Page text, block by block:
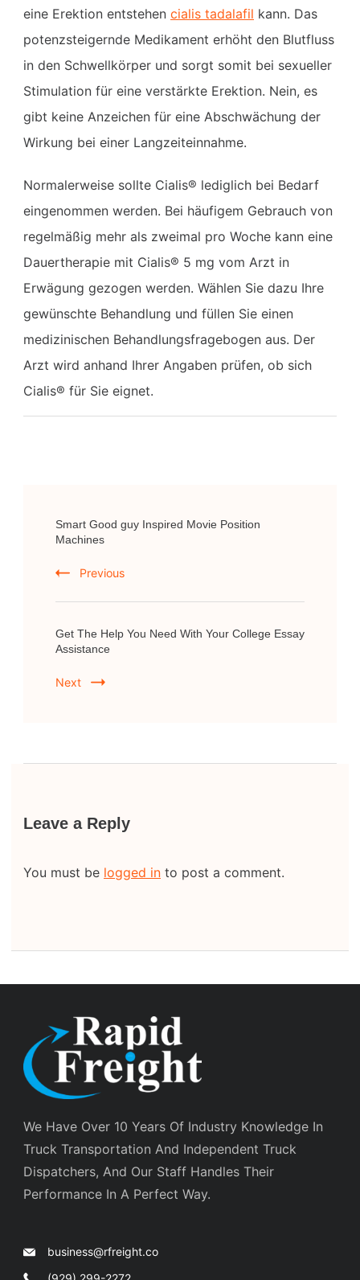
eine Erektion entstehen cialis tadalafil kann. Das
potenzsteigernde Medikament erhöht den Blutfluss
in den Schwellkörper und sorgt somit bei sexueller
Stimulation für eine verstärkte Erektion. Nein, es
gibt keine Anzeichen für eine Abschwächung der
Wirkung bei einer Langzeiteinnahme.
Normalerweise sollte Cialis® lediglich bei Bedarf
eingenommen werden. Bei häufigem Gebrauch von
regelmäßig mehr als zweimal pro Woche kann eine
Dauertherapie mit Cialis® 5 mg vom Arzt in
Erwägung gezogen werden. Wählen Sie dazu Ihre
gewünschte Behandlung und füllen Sie einen
medizinischen Behandlungsfragebogen aus. Der
Arzt wird anhand Ihrer Angaben prüfen, ob sich
Cialis® für Sie eignet.
Navigation
Smart Good guy Inspired Movie Position
Machines
Previous
Get The Help You Need With Your College Essay
Assistance
Next
Leave a Reply
You must be logged in to post a comment.
We Have Over 10 Years Of Industry Knowledge In
Truck Transportation And Independent Truck
Dispatchers, And Our Staff Handles Their
Performance In A Perfect Way.
business@rfreight.co